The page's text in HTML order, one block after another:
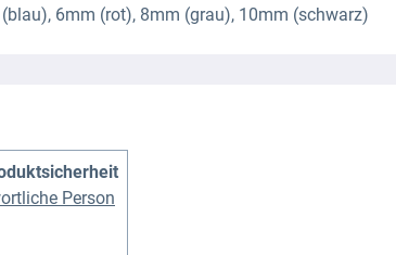
6mm (rot), 8mm (grau), 10mm (schwarz)
Person